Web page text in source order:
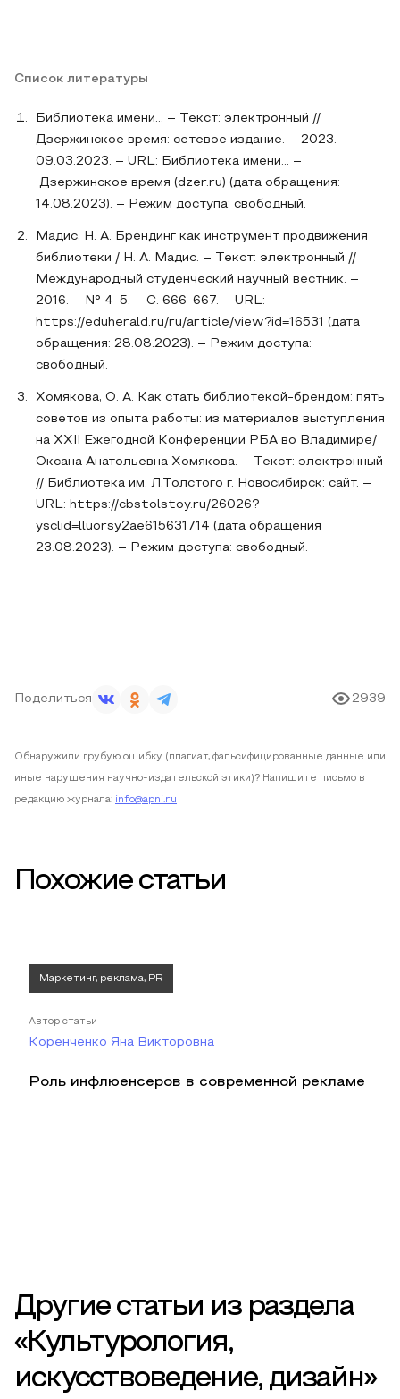
Список литературы
Библиотека имени… – Текст: электронный //
Дзержинское время: сетевое издание. – 2023. –
09.03.2023. – URL: Библиотека имени... –
Дзержинское время (dzer.ru) (дата обращения:
14.08.2023). – Режим доступа: свободный.
Мадис, Н. А. Брендинг как инструмент продвижения
библиотеки / Н. А. Мадис. – Текст: электронный //
Международный студенческий научный вестник. –
2016. – № 4-5. – С. 666-667. – URL:
https://eduherald.ru/ru/article/view?id=16531 (дата
обращения: 28.08.2023). – Режим доступа:
свободный.
Хомякова, О. А. Как стать библиотекой-брендом: пять
советов из опыта работы: из материалов выступления
на XXII Ежегодной Конференции РБА во Владимире/
Оксана Анатольевна Хомякова. – Текст: электронный
// Библиотека им. Л.Толстого г. Новосибирск: сайт. –
URL: https://cbstolstoy.ru/26026?
ysclid=lluorsy2ae615631714 (дата обращения
23.08.2023). – Режим доступа: свободный.
Поделиться 2939
Обнаружили грубую ошибку (плагиат, фальсифицированные данные или
иные нарушения научно-издательской этики)? Напишите письмо в
редакцию журнала: info@apni.ru
Похожие статьи
Маркетинг, реклама, PR
Автор статьи
Коренченко Яна Викторовна
Роль инфлюенсеров в современной рекламе
Другие статьи из раздела
«Культурология,
искусствоведение, дизайн»